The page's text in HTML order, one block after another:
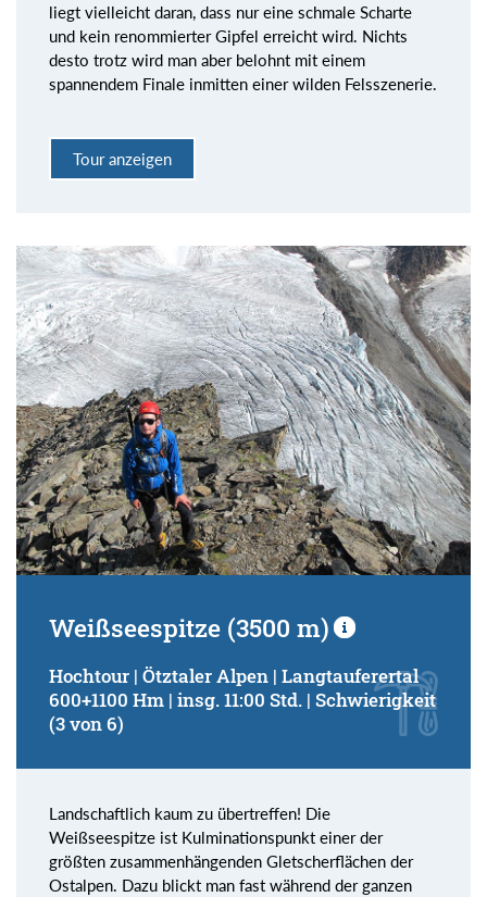
liegt vielleicht daran, dass nur eine schmale Scharte
und kein renommierter Gipfel erreicht wird. Nichts
desto trotz wird man aber belohnt mit einem
spannendem Finale inmitten einer wilden Felsszenerie.
Tour anzeigen
Weißseespitze (3500 m)
Hochtour | Ötztaler Alpen | Langtauferertal
600+1100 Hm | insg. 11:00 Std. | Schwierigkeit
(3 von 6)
Landschaftlich kaum zu übertreffen! Die
Weißseespitze ist Kulminationspunkt einer der
größten zusammenhängenden Gletscherflächen der
Ostalpen. Dazu blickt man fast während der ganzen